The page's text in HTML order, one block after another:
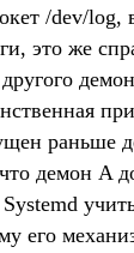
/dev/log,
это же
раньше
демон A
его